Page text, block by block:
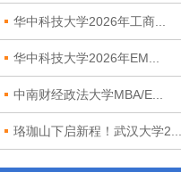
华中科技大学2026年工商...
华中科技大学2026年EM...
中南财经政法大学MBA/E...
珞珈山下启新程！武汉大学2...